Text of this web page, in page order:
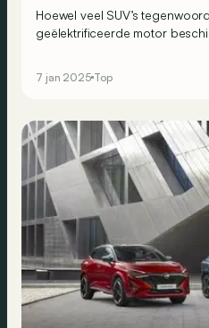
Hoewel veel SUV’s
geëlektrificeerde motor
7 jan 2025 Top